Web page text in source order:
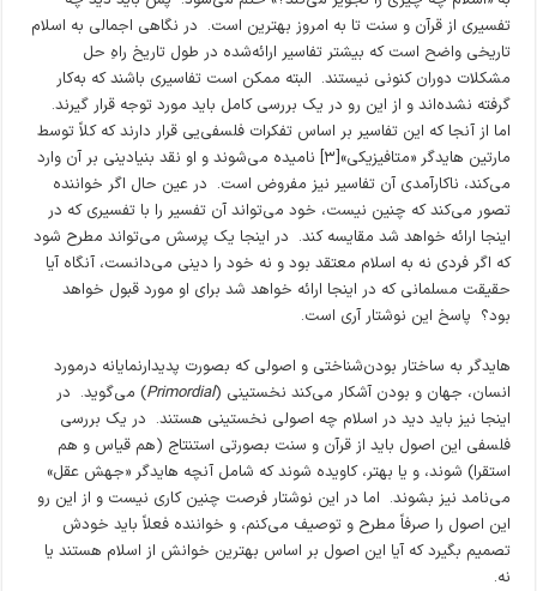
تفسیری از قرآن و سنت تا به امروز بهترین است. در نگاهی اجمالی به اسلام
تاریخی واضح است که بیشتر تفاسیر ارائه‌شده در طول تاریخ راهِ‌ حل
مشکلات دوران کنونی نیستند. البته ممکن است تفاسیری باشند که به‌کار
گرفته نشده‌اند و از این رو در یک بررسی کامل باید مورد توجه قرار گیرند.
اما از آنجا که این تفاسیر بر اساس تفکرات فلسفی‌یی قرار دارند که کلاً توسط
مارتین هایدگر «متافیزیکی»[۳] نامیده می‌شوند و او نقد بنیادینی بر آن وارد
می‌کند، ناکارآمدی آن تفاسیر نیز مفروض است. در عین حال اگر خواننده
تصور می‌کند که چنین نیست، خود می‌تواند آن تفسیر را با تفسیری که در
اینجا ارائه خواهد شد مقایسه کند. در اینجا یک پرسش می‌تواند مطرح شود
که اگر فردی نه به اسلام معتقد بود و نه خود را دینی می‌دانست، آنگاه آیا
حقیقت مسلمانی که در اینجا ارائه خواهد شد برای او مورد قبول خواهد
بود؟ پاسخ این نوشتار آری است.
هایدگر به ساختار بودن‌شناختی و اصولی که بصورت پدیدارنمایانه درمورد
انسان، جهان و بودن آشکار می‌کند نخستینی (Primordial) می‌گوید. در
اینجا نیز باید دید در اسلام چه اصولی نخستینی هستند. در یک بررسی
فلسفی این اصول باید از قرآن و سنت بصورتی استنتاج (هم قیاس و هم
استقرا) شوند، و یا بهتر، کاویده شوند که شامل آنچه هایدگر «جهش عقل»
می‌نامد نیز بشوند. اما در این نوشتار فرصت چنین کاری نیست و از این رو
این اصول را صرفاً مطرح و توصیف می‌کنم، و خواننده فعلاً باید خودش
تصمیم بگیرد که آیا این اصول بر اساس بهترین خوانش از اسلام هستند یا
نه.